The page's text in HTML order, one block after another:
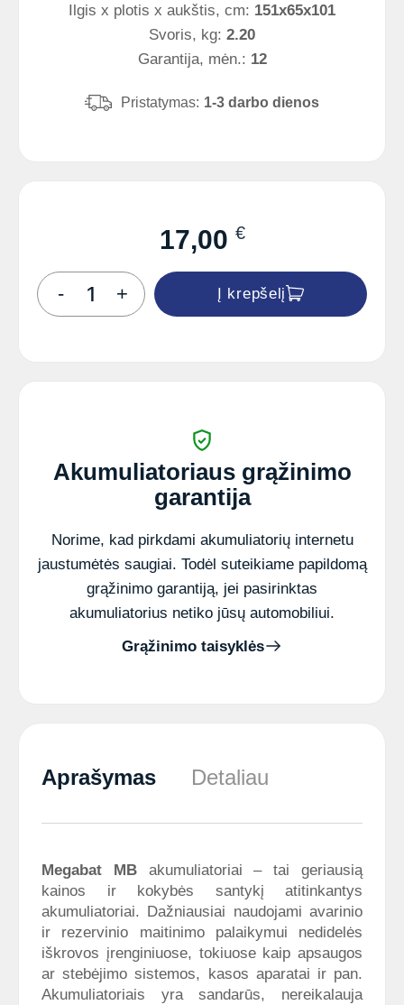
Ilgis x plotis x aukštis, cm: 151x65x101
Svoris, kg: 2.20
Garantija, mėn.: 12
Pristatymas: 1-3 darbo dienos
17,00 €
-
produkto
kiekis:
MB
+ Į krepšelį
Akumuliatoriaus grąžinimo
garantija
Norime, kad pirkdami akumuliatorių internetu
jaustumėtės saugiai. Todėl suteikiame papildomą
grąžinimo garantiją, jei pasirinktas
akumuliatorius netiko jūsų automobiliui.
Grąžinimo taisyklės
Aprašymas Detaliau
Megabat MB akumuliatoriai – tai geriausią
kainos ir kokybės santykį atitinkantys
akumuliatoriai. Dažniausiai naudojami avarinio
ir rezervinio maitinimo palaikymui nedidelės
iškrovos įrenginiuose, tokiuose kaip apsaugos
ar stebėjimo sistemos, kasos aparatai ir pan.
Akumuliatoriais yra sandarūs, nereikalauja